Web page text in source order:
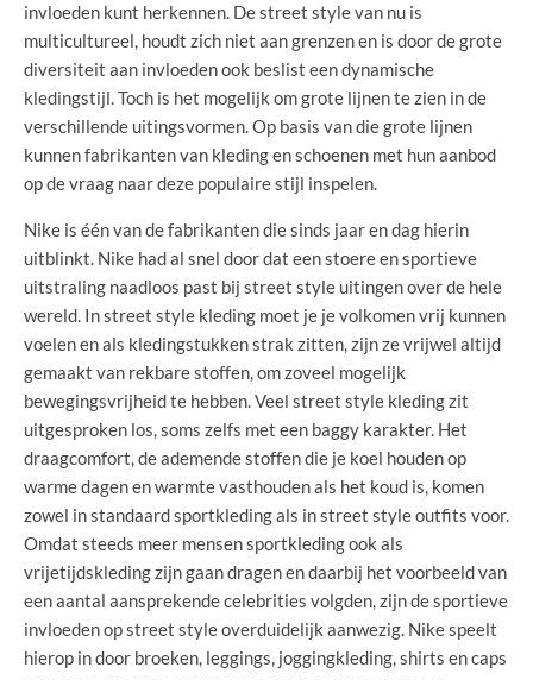
invloeden kunt herkennen. De street style van nu is
multicultureel, houdt zich niet aan grenzen en is door de grote
diversiteit aan invloeden ook beslist een dynamische
kledingstijl. Toch is het mogelijk om grote lijnen te zien in de
verschillende uitingsvormen. Op basis van die grote lijnen
kunnen fabrikanten van kleding en schoenen met hun aanbod
op de vraag naar deze populaire stijl inspelen.
Nike is één van de fabrikanten die sinds jaar en dag hierin
uitblinkt. Nike had al snel door dat een stoere en sportieve
uitstraling naadloos past bij street style uitingen over de hele
wereld. In street style kleding moet je je volkomen vrij kunnen
voelen en als kledingstukken strak zitten, zijn ze vrijwel altijd
gemaakt van rekbare stoffen, om zoveel mogelijk
bewegingsvrijheid te hebben. Veel street style kleding zit
uitgesproken los, soms zelfs met een baggy karakter. Het
draagcomfort, de ademende stoffen die je koel houden op
warme dagen en warmte vasthouden als het koud is, komen
zowel in standaard sportkleding als in street style outfits voor.
Omdat steeds meer mensen sportkleding ook als
vrijetijdskleding zijn gaan dragen en daarbij het voorbeeld van
een aantal aansprekende celebrities volgden, zijn de sportieve
invloeden op street style overduidelijk aanwezig. Nike speelt
hierop in door broeken, leggings, joggingkleding, shirts en caps